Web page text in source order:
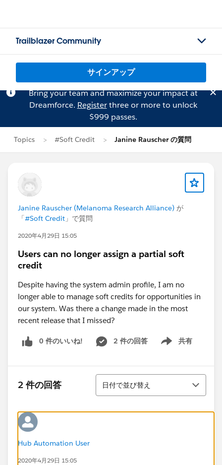
Trailblazer Community
サインアップ
Bring your team and maximize your impact at
Dreamforce. Registerthree or more to unlock
$999 passes.
Topics #Soft Credit Janine Rauscher の質問
Janine Rauscher (Melanoma Research Alliance) が
「#Soft Credit 」で質問
2020年4月29日 15:05
Users can no longer assign a partial soft
credit
Despite having the system admin profile, I am no
longer able to manage soft credits for opportunities in
our system. Was there a change made in the most
recent release that I missed?
0 件のいいね! 2 件の回答 共有
Show menu
2 件の回答
並び替え
日付で並び替え
Hub Automation User
2020年4月29日 15:05